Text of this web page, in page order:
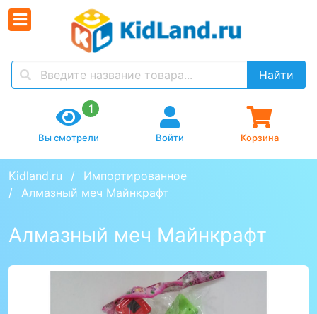
Найти
1
Вы смотрели Войти Корзина
Kidland.ru
Импортированное
Алмазный меч Майнкрафт
Алмазный меч Майнкрафт